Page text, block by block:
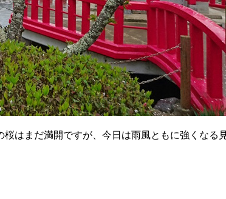
はまだ満開ですが、今日は雨風ともに強くなる